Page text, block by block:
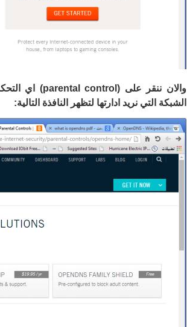
والان ننقر على (parental control) اي
الشبكة التي نريد ادارتها لتظهر النافذة التالية: